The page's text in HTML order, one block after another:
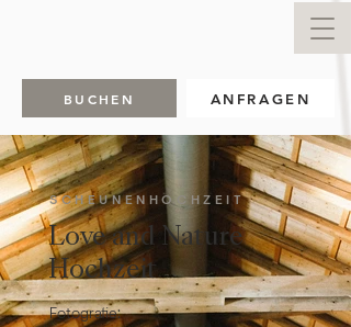
ANFRAGEN
BUCHEN
SCHEUNENHOCHZEIT
Love and Nature
Hochzeit
Fotografie: